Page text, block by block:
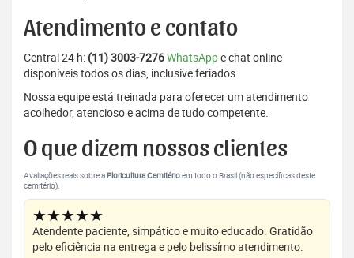
Atendimento e contato
Central 24 h: (11) 3003-7276WhatsAppe chat online
disponíveis todos os dias, inclusive feriados.
Nossa equipe está treinada para oferecer um atendimento
acolhedor, atencioso e acima de tudo competente.
O que dizem nossos clientes
Avaliações reais sobre aFloricultura Cemitérioem todo o Brasil (não específicas deste
cemitério).
★★★★★
Atendente paciente, simpático e muito educado. Gratidão
pelo eficiência na entrega e pelo belissímo atendimento.